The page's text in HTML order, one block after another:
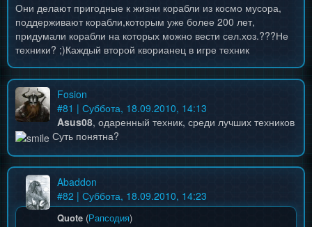
Они делают пригодные к жизни корабли из космо мусора,
поддерживают корабли,которым уже более 200 лет,
придумали корабли на которых можно вести сел.хоз.???Не
техники? ;)Каждый второй кворианец в игре техник
Fosion
#81 | Суббота, 18.09.2010, 14:13
Asus08, одаренный техник, среди лучших техников
Суть понятна?
Abaddon
#82 | Суббота, 18.09.2010, 14:23
Quote (Рапсодия)